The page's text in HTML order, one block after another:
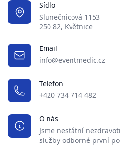
Sídlo
Slunečnicová 1153
250 82, Květnice
Email
info@eventmedic.cz
Telefon
+420 734 714 482
O nás
Jsme nestátní
služby odborné první